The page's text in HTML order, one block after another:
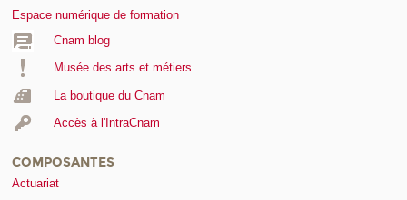
Espace numérique de formation
Cnam blog
Musée des arts et métiers
La boutique du Cnam
Accès à l'IntraCnam
COMPOSANTES
Actuariat